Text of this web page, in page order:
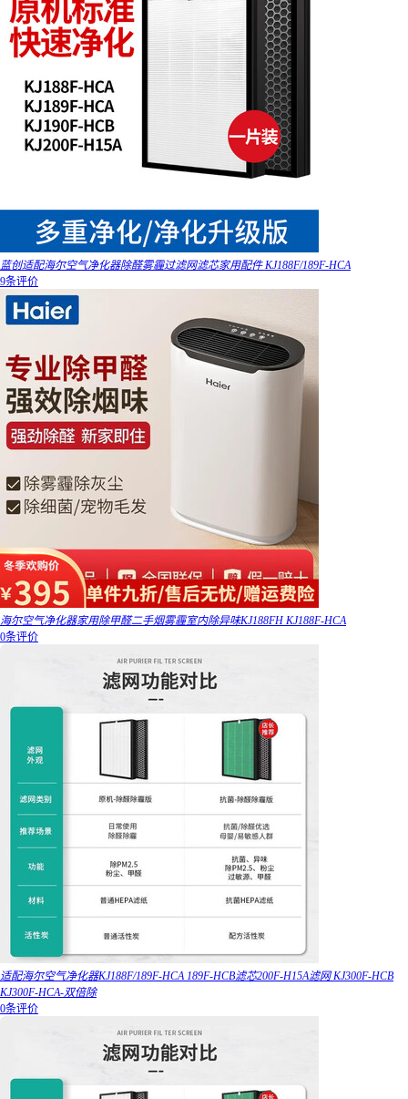
蓝创适配海尔空气净化器除醛雾霾过滤网滤芯家用配件 KJ188F/189F-HCA
9条评价
海尔空气净化器家用除甲醛二手烟雾霾室内除异味KJ188FH KJ188F-HCA
0条评价
适配海尔空气净化器KJ188F/189F-HCA 189F-HCB滤芯200F-H15A滤网 KJ300F-HCB
KJ300F-HCA-双倍除
0条评价